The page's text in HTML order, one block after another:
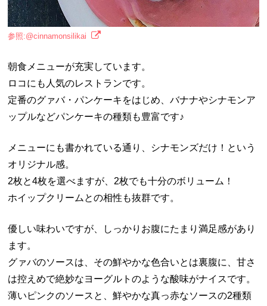
参照:@cinnamonsilikai
朝食メニューが充実しています。
ロコにも人気のレストランです。
定番のグァバ・パンケーキをはじめ、バナナやシナモンア
ップルなどパンケーキの種類も豊富です♪
メニューにも書かれている通り、シナモンズだけ！という
オリジナル感。
2枚と4枚を選べますが、2枚でも十分のボリューム！
ホイップクリームとの相性も抜群です。
優しい味わいですが、しっかりお腹にたまり満足感があり
ます。
グァバのソースは、その鮮やかな色合いとは裏腹に、甘さ
は控えめで絶妙なヨーグルトのような酸味がナイスです。
薄いピンクのソースと、鮮やかな真っ赤なソースの2種類